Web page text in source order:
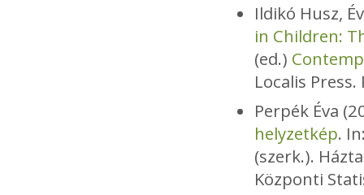
Ildikó Husz,
in Children:
(ed.)
Localis
Perpék Éva
helyzetkép.
(szerk.).
Központi